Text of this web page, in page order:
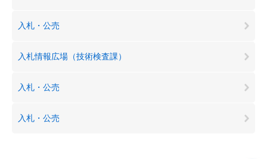
入札・公売
入札情報広場（技術検査課）
入札・公売
入札・公売